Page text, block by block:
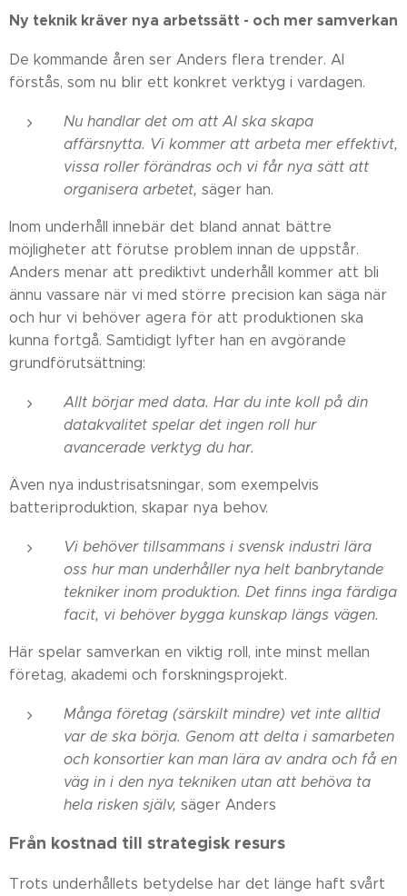
Ny teknik kräver nya arbetssätt - och mer samverkan
De kommande åren ser Anders flera trender. AI
förstås, som nu blir ett konkret verktyg i vardagen.
Nu handlar det om att AI ska skapa
affärsnytta. Vi kommer att arbeta mer effektivt,
vissa roller förändras och vi får nya sätt att
organisera arbetet, säger han.
Inom underhåll innebär det bland annat bättre
möjligheter att förutse problem innan de uppstår.
Anders menar att prediktivt underhåll kommer att bli
ännu vassare när vi med större precision kan säga när
och hur vi behöver agera för att produktionen ska
kunna fortgå. Samtidigt lyfter han en avgörande
grundförutsättning:
Allt börjar med data. Har du inte koll på din
datakvalitet spelar det ingen roll hur
avancerade verktyg du har.
Även nya industrisatsningar, som exempelvis
batteriproduktion, skapar nya behov.
Vi behöver tillsammans i svensk industri lära
oss hur man underhåller nya helt banbrytande
tekniker inom produktion. Det finns inga färdiga
facit, vi behöver bygga kunskap längs vägen.
Här spelar samverkan en viktig roll, inte minst mellan
företag, akademi och forskningsprojekt.
Många företag (särskilt mindre) vet inte alltid
var de ska börja. Genom att delta i samarbeten
och konsortier kan man lära av andra och få en
väg in i den nya tekniken utan att behöva ta
hela risken själv, säger Anders
Från kostnad till strategisk resurs
Trots underhållets betydelse har det länge haft svårt